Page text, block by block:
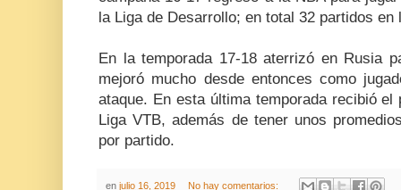
la Liga de Desarrollo; en total 32 partidos en
En la temporada 17-18 aterrizó en Rusia
mejoró mucho desde entonces como
ataque. En esta última temporada recibió
Liga VTB, además de tener unos
por partido.
en julio 16, 2019 No hay comentarios: